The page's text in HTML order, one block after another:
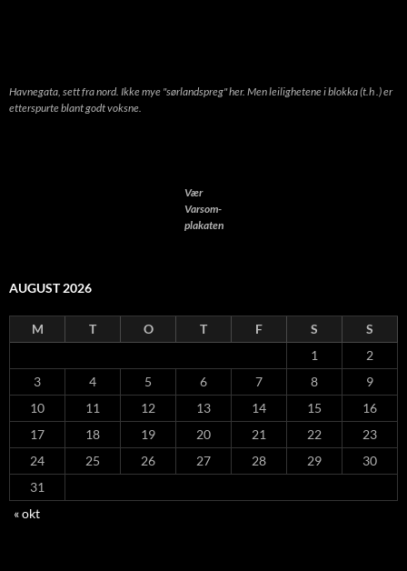
Havnegata, sett fra nord. Ikke mye "sørlandspreg" her. Men leilighetene i blokka (t.h .) er
etterspurte blant godt voksne.
Vær
Varsom-
plakaten
AUGUST 2026
M T O T F S
S
1
2
3
4 5 6 7 8
9
10
11 12 13 14 15
16
17
18 19 20 21 22
23
24
25 26 27 28 29
30
31
« okt